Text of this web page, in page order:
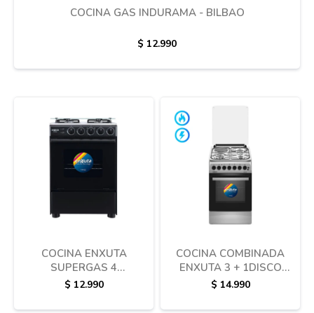
COCINA GAS INDURAMA - BILBAO
$ 12.990
COCINA ENXUTA
SUPERGAS 4
HORALLAS NEGRA
$ 12.990
COCINA COMBINADA
ENXUTA 3 + 1DISCO
INOX
$ 14.990